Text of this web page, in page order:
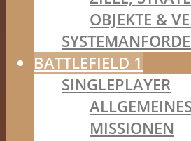
OBJEKTE &
BATTLEFIELD 1
SINGLEPLAYER
ALLGEMEINES
MISSIONEN